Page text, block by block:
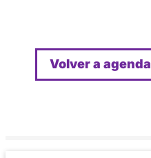
Volver a agenda